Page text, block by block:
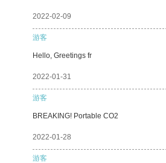
2022-02-09
游客
Hello, Greetings fr
2022-01-31
游客
BREAKING! Portable CO2
2022-01-28
游客